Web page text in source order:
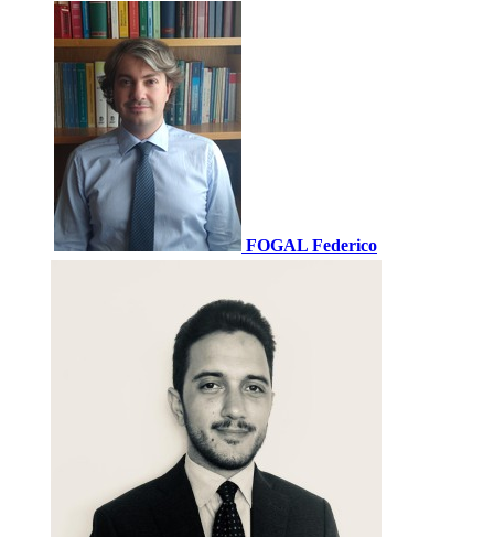
FOGAL Federico